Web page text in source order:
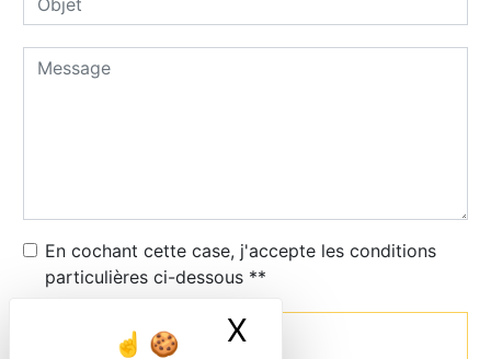
X
En cochant cette case, j'accepte les conditions
particulières ci-dessous **
Envoyer